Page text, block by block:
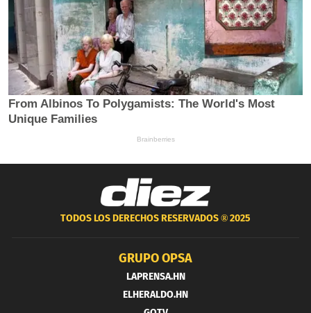
TODOS LOS DERECHOS RESERVADOS ®2025
GRUPO OPSA
LAPRENSA.HN
ELHERALDO.HN